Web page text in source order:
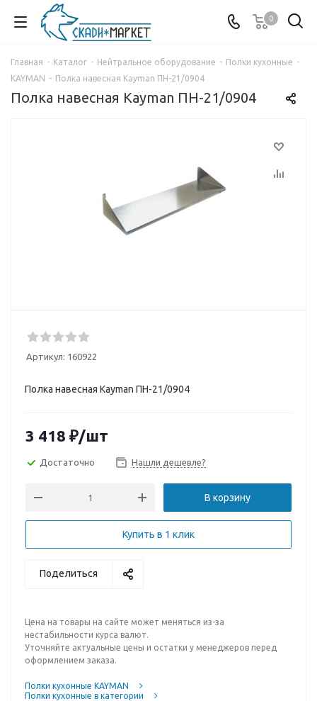
0
Главная - Каталог - Нейтральное оборудование - Полки кухонные -
KAYMAN - Полка навесная Kayman ПН-21/0904
Полка навесная Kayman ПН-21/0904
Артикул: 160922
Полка навесная Kayman ПН-21/0904
3 418 ₽/шт
Достаточно Нашли дешевле?
В корзину
Купить в 1 клик
Поделиться
Цена на товары на сайте может меняться из-за
нестабильности курса валют.
Уточняйте актуальные цены и остатки у менеджеров перед
оформлением заказа.
Полки кухонные KAYMAN
Полки кухонные в категории